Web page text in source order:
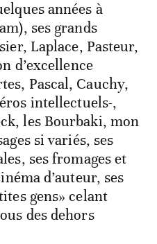
années à
ses grands
Laplace, Pasteur,
d’excellence
Pascal, Cauchy,
intellectuels-,
les Bourbaki, mon
si variés, ses
ses fromages et
d’auteur, ses
gens» celant
des dehors